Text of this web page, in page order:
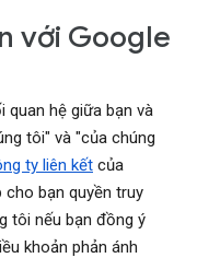
với Google
quan hệ giữa bạn và
tôi" và "của chúng
ty liên kết của
cho bạn quyền truy
tôi nếu bạn đồng ý
khoản phản ánh